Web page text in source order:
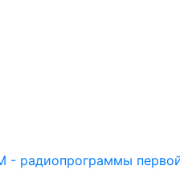
- радиопрограммы